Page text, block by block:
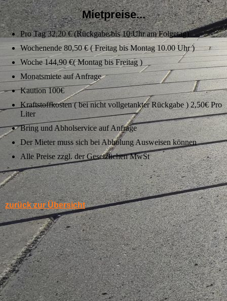
Mietpreise...
Pro Tag 32,20 € (Rückgabe bis 10 Uhr am Folgetag)
Wochenende 80,50 € ( Freitag bis Montag 10.00 Uhr )
Woche 144,90 €( Montag bis Freitag )
Monatsmiete auf Anfrage
Kaution 100€
Kraftstoffkosten ( bei nicht vollgetankter Rückgabe ) 2,50€ Pro
Liter
Bring und Abholservice auf Anfrage
Der Mieter muss sich bei Abholung Ausweisen können
Alle Preise zzgl. der Gesetzlichen MwSt
zurück zur Übersicht